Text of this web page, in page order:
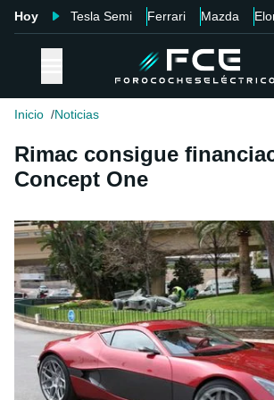
Hoy Tesla Semi Ferrari Mazda
Inicio Noticias
Rimac consigue
Concept One